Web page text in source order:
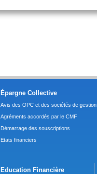
Épargne Collective
Avis des OPC et des sociétés de gestion
Agréments accordés par le CMF
Démarrage des souscriptions
Etats financiers
Education Financière